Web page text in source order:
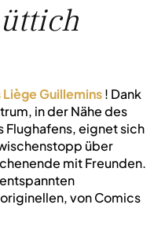
Guillemins! Dank
in der Nähe des
Flughafens, eignet sich
über
mit Freunden.
von Comics